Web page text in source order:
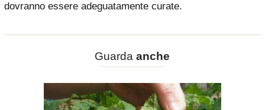
dovranno essere adeguatamente curate.
Guardaanche